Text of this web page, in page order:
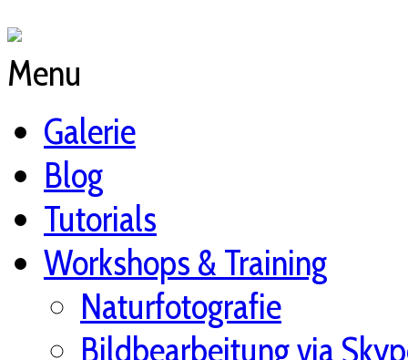
Menu
Galerie
Blog
Tutorials
Workshops & Training
Naturfotografie
Bildbearbeitung via